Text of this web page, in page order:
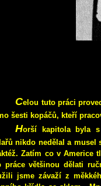
Celou tuto práci
šesti kopáčů, kteří
Horší kapitola byla s
nikdo nedělal a musel
Zatím co v Americe
práce většinou dělati
jsme závaží z